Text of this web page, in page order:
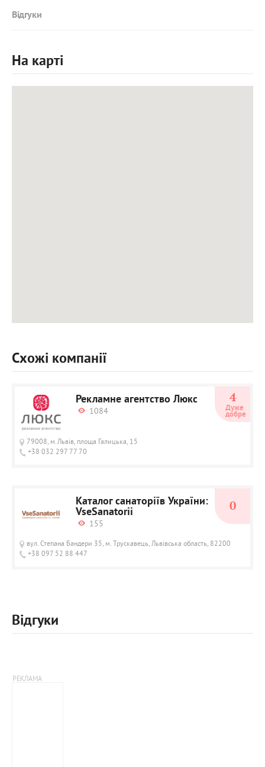
Відгуки
На карті
Схожі компанії
Рекламне агентство Люкс
1084
79008, м.Львів, площа Галицька, 15
+38 032 297 77 70
4
Дуже
добре
Каталог санаторіїв України:
VseSanatorii
155
вул. Степана Бандери 35, м. Трускавець, Львівська область, 82200
+38 097 52 88 447
0
Відгуки